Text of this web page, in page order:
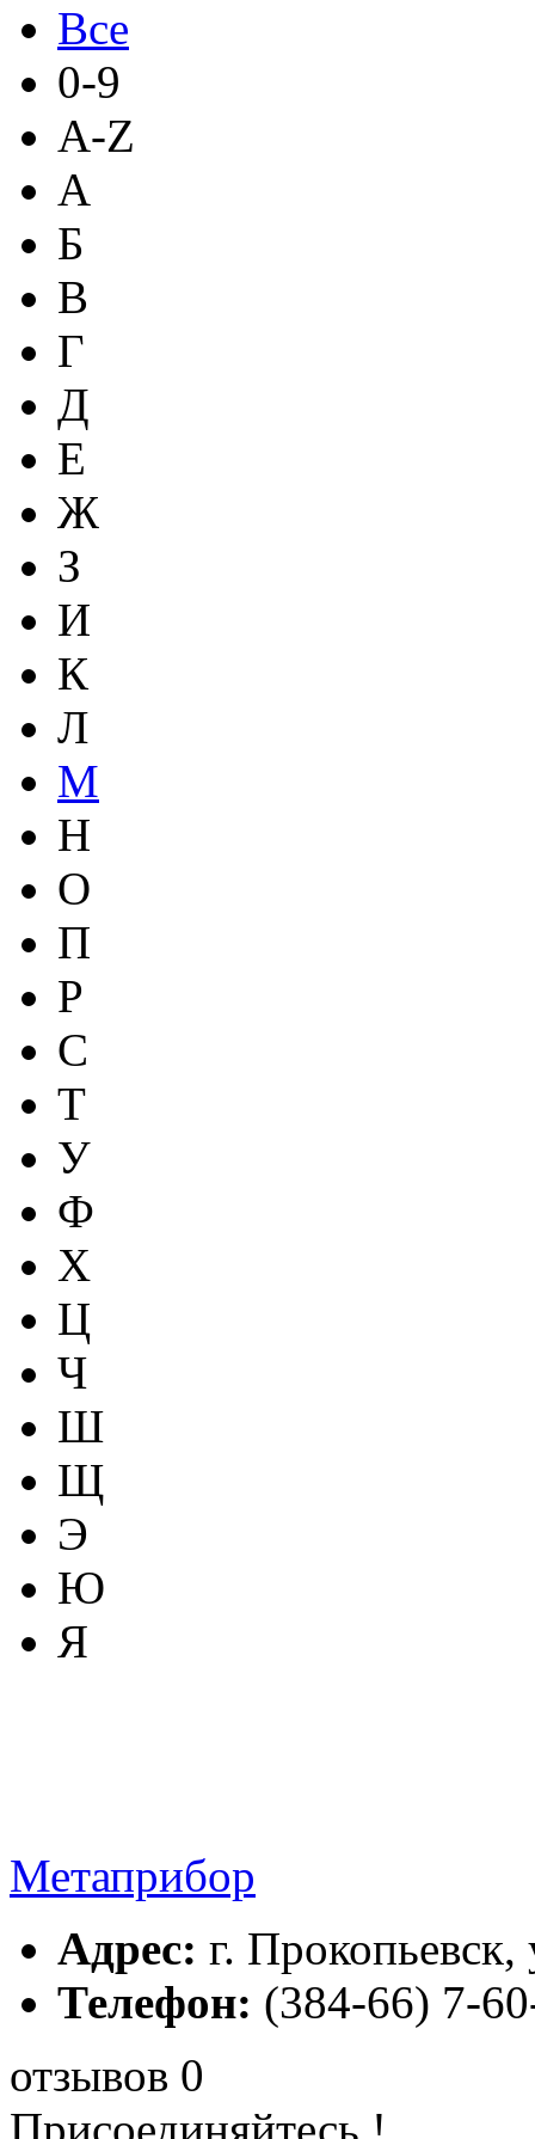
Все
0-9
A-Z
А
Б
В
Г
Д
Е
Ж
З
И
К
Л
М
Н
О
П
Р
С
Т
У
Ф
Х
Ц
Ч
Ш
Щ
Э
Ю
Я
Метаприбор
Адрес: г.
Телефон: (384-66) 7-
отзывов 0
Присоединяйтесь !